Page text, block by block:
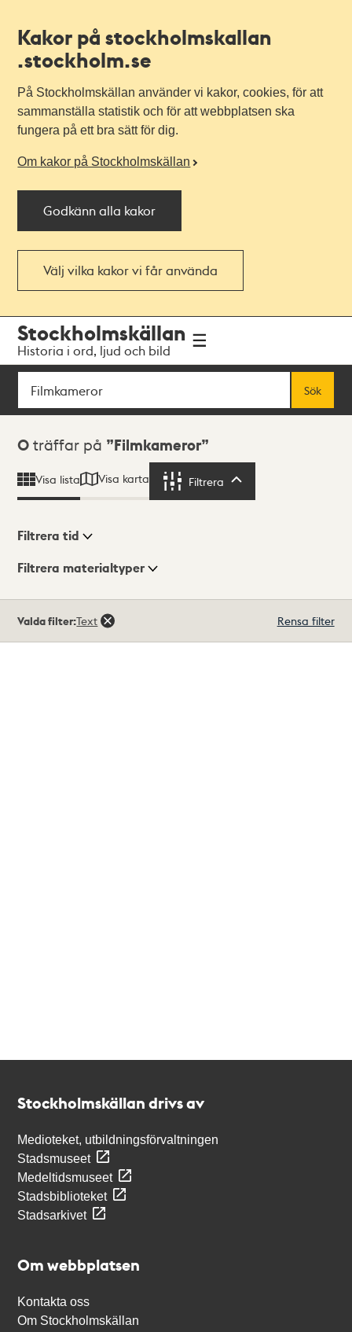
Kakor på stockholmskallan
.stockholm.se
På Stockholmskällan använder vi kakor, cookies, för att
sammanställa statistik och för att webbplatsen ska
fungera på ett bra sätt för dig.
Om kakor på Stockholmskällan
Godkänn alla kakor
Välj vilka kakor vi får använda
navigationen
huvudinnehållet
Stockholmskällan
Historia i ord, ljud och bild
Sök
Sök
Sökresultat
0 träffar på Filmkameror
Visa lista Visa karta Filtrera
Visningsläge
Filtrera tid
Filtrera materialtyper
träffar
Valda filter:Text Rensa filter
Stockholmskällan drivs av
Medioteket, utbildningsförvaltningen
Stadsmuseet
Medeltidsmuseet
Stadsbiblioteket
Stadsarkivet
Om webbplatsen
Kontakta oss
Om Stockholmskällan